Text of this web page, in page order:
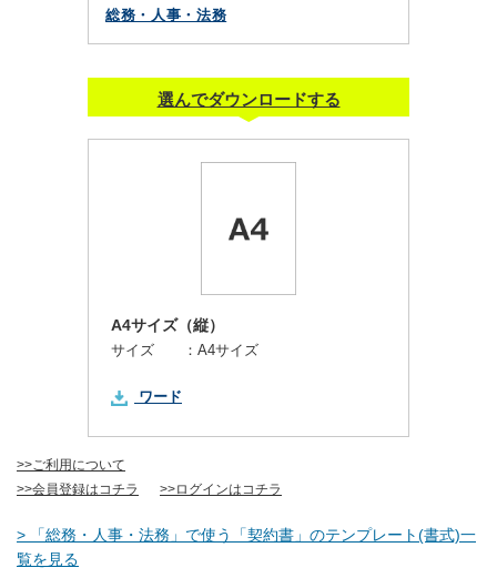
総務・人事・法務
選んでダウンロードする
A4サイズ（縦）
サイズ ： A4サイズ
ワード
>>ご利用について
>>会員登録はコチラ
>>ログインはコチラ
> 「総務・人事・法務」で使う「契約書」のテンプレート(書式)一
覧を見る